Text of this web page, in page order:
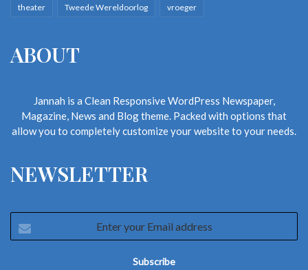
theater Tweede Wereldoorlog vroeger
ABOUT
Jannah is a Clean Responsive WordPress Newspaper,
Magazine, News and Blog theme. Packed with options that
allow you to completely customize your website to your needs.
NEWSLETTER
your